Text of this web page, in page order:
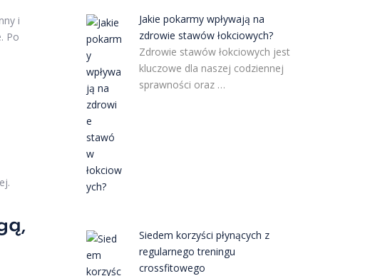
i
Po
Jakie pokarmy wpływają na
zdrowie stawów łokciowych?
Zdrowie stawów łokciowych jest
kluczowe dla naszej codziennej
sprawności oraz …
Siedem korzyści płynących z
regularnego treningu
crossfitowego